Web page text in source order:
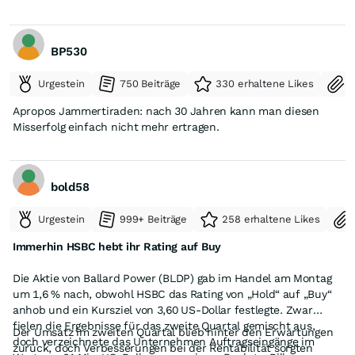
BP530
Urgestein 750 Beiträge 330 erhaltene Likes
Apropos Jammertiraden: nach 30 Jahren kann man diesen
Misserfolg einfach nicht mehr ertragen.
bold58
Urgestein 999+ Beiträge 258 erhaltene Likes
Immerhin HSBC hebt ihr Rating auf Buy
Die Aktie von Ballard Power (BLDP) gab im Handel am Montag
um 1,6 % nach, obwohl HSBC das Rating von „Hold“ auf „Buy“
anhob und ein Kursziel von 3,60 US-Dollar festlegte. Zwar
fielen die Ergebnisse für das zweite Quartal gemischt aus,
doch verzeichnete das Unternehmen Auftragseingänge im
Der Umsatz im zweiten Quartal blieb hinter den Erwartungen
zurück, doch Verbesserungen bei der Rentabilität sorgten